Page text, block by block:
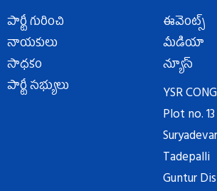
పార్టీ గురించి
నాయకులు
సాధకం
పార్టీ సభ్యులు
ఈవెంట్స్
మీడియా
న్యూస్
YSR
Plot no. 13
Tadepalli
Guntur